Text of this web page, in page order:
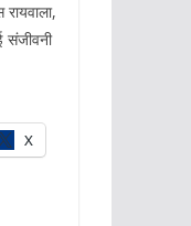
संजीवनी
X